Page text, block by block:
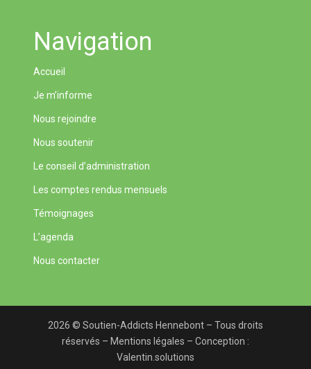
Navigation
Accueil
Je m’informe
Nous rejoindre
Nous soutenir
Le conseil d’administration
Les comptes rendus mensuels
Témoignages
L’agenda
Nous contacter
2026 © Soutien-Addicts Hennebont – Tous droits
réservés – Mentions légales – Conception :
Valentin.solutions